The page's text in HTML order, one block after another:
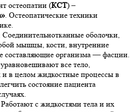
остеопатии (КСТ) –
. Остеопатические техники
оболочки,
мышцы, кости, внутренние
составляющие организма — фасции.
все тело,
в целом жидкостные процессы в
состояние пациента
с жидкостями тела и их